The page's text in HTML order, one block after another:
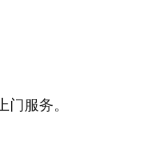
服务。